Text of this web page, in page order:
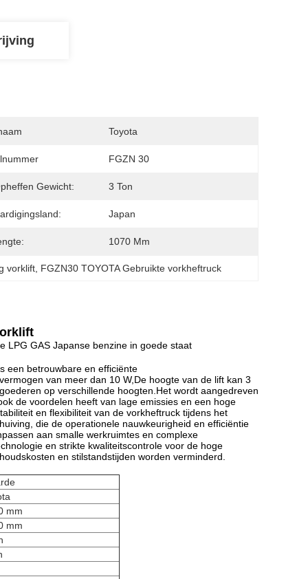
Toyota
FGZN 30
Gewicht: 3 Ton
Japan
1070 Mm
vorklift FGZN30 TOYOTA Gebruikte vorkheftruck
LPG GAS Japanse benzine in goede staat
een betrouwbare en efficiënte
van meer dan 10 W,De hoogte van de lift kan 3
op verschillende hoogten.Het wordt aangedreven
de voordelen heeft van lage emissies en een hoge
en flexibiliteit van de vorkheftruck tijdens het
die de operationele nauwkeurigheid en efficiëntie
aan smalle werkruimtes en complexe
en strikte kwaliteitscontrole voor de hoge
en stilstandstijden worden verminderd.
mm
mm